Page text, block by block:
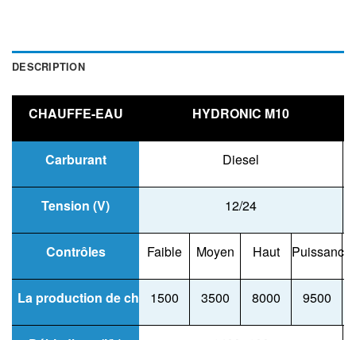
DESCRIPTION
CHAUFFE-EAU HYDRONIC M10
Carburant Diesel
Tension (V) 12/24
Contrôles Faible Moyen Haut Puissance
La production de chaleur (W)
1500 3500 8000 9500